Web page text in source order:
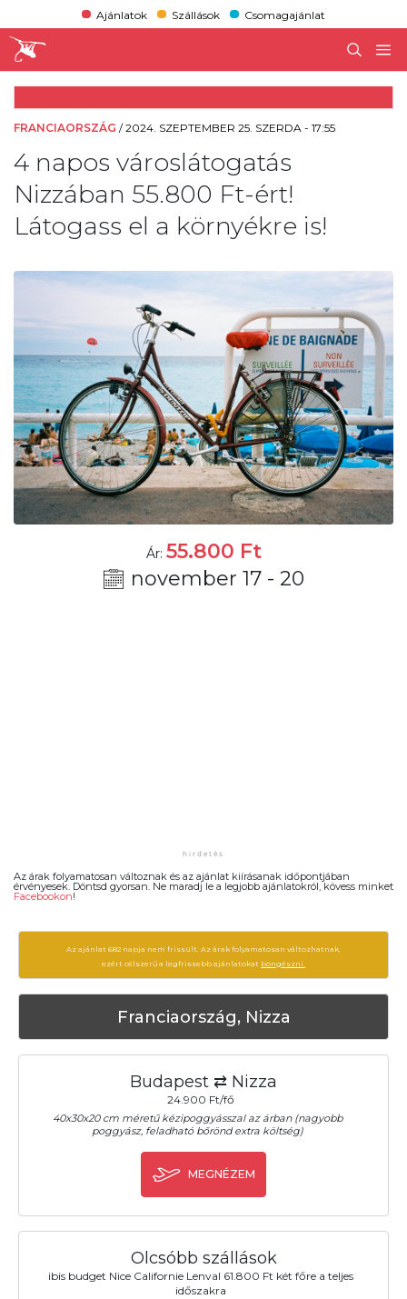
Ajánlatok Szállások Csomagajánlat
FRANCIAORSZÁG /2024. SZEPTEMBER 25. SZERDA - 17:55
4 napos városlátogatás
Nizzában 55.800 Ft-ért!
Látogass el a környékre is!
Ár: 55.800 Ft
november 17 - 20
Az árak folyamatosan változnak és az ajánlat kiírásanak időpontjában
érvényesek. Döntsd gyorsan. Ne maradj le a legjobb ajánlatokról, kövess minket
Facebookon!
Az ajánlat 682 napja nem frissült. Az árak folyamatosan változhatnak,
ezért célszerű a legfrissebb ajánlatokat böngészni.
Franciaország, Nizza
Budapest ⇄ Nizza
24.900 Ft/fő
40x30x20 cm méretű kézipoggyásszal az árban (nagyobb
poggyász, feladható bőrönd extra költség)
MEGNÉZEM
Olcsóbb szállások
ibis budget Nice Californie Lenval 61.800 Ft két főre a teljes
időszakra